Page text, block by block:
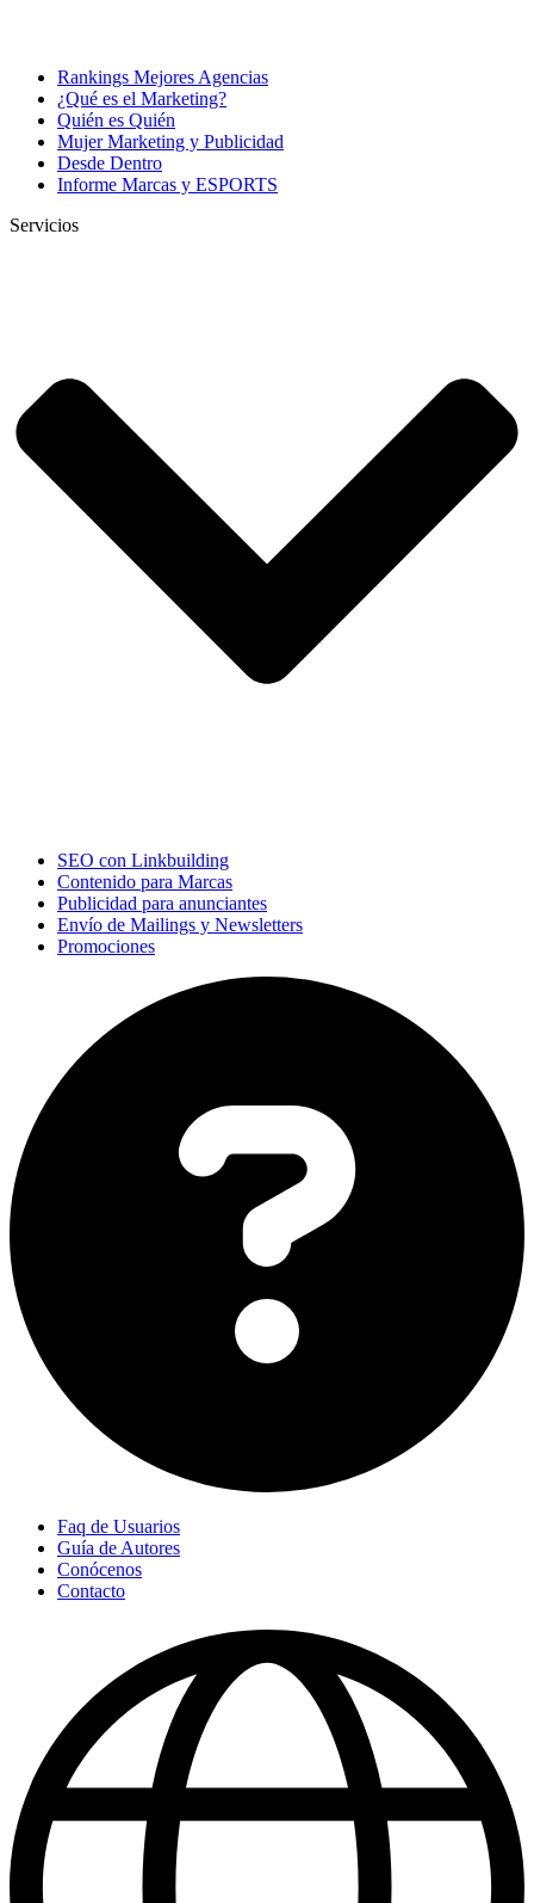
Rankings Mejores Agencias
¿Qué es el Marketing?
Quién es Quién
Mujer Marketing y Publicidad
Desde Dentro
Informe Marcas y ESPORTS
Servicios
SEO con Linkbuilding
Contenido para Marcas
Publicidad para anunciantes
Envío de Mailings y Newsletters
Promociones
Faq de Usuarios
Guía de Autores
Conócenos
Contacto